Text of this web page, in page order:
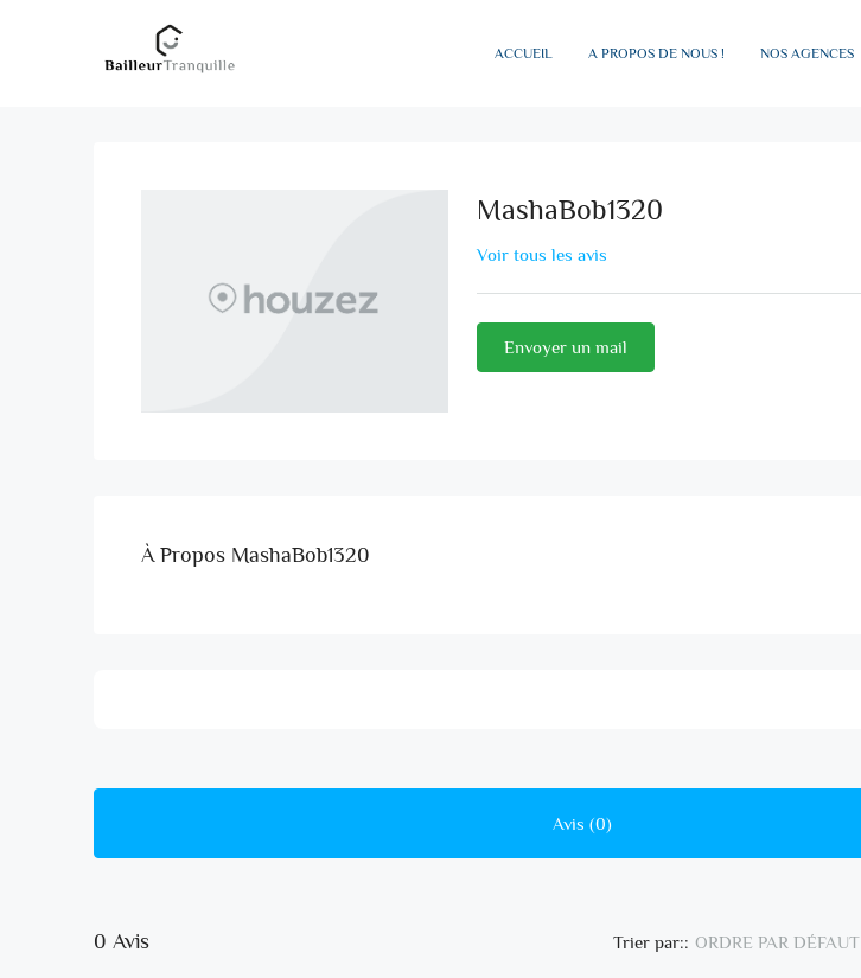
ACCUEIL A PROPOS DE NOUS ! NOS AGENCES
MashaBob1320
Voir tous les avis
Envoyer un mail
À Propos MashaBob1320
Avis (0)
0 Avis Trier par:: ORDRE PAR DÉFAUT